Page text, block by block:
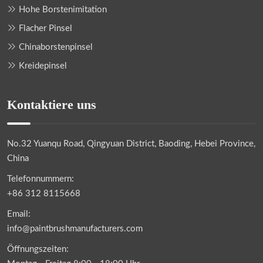
Hohe Borstenimitation
Flacher Pinsel
Chinaborstenpinsel
Kreidepinsel
Kontaktiere uns
No.32 Yuanqu Road, Qingyuan District, Baoding, Hebei Province,
China
Telefonnummern:
+86 312 8115668
Email:
info@paintbrushmanufacturers.com
Öffnungszeiten: